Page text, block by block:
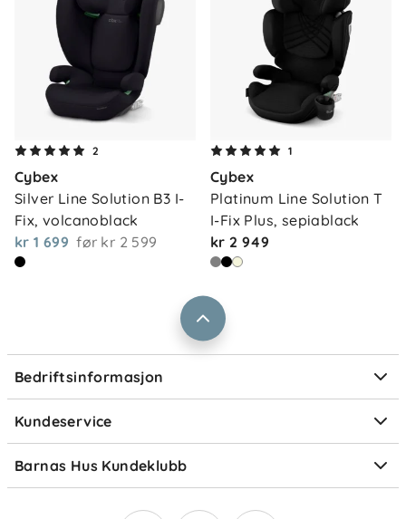
2
Cybex
Silver Line Solution B3 I-
Fix, volcanoblack
kr 1 699 før kr 2 599
1
Cybex
Platinum Line Solution T
I-Fix Plus, sepiablack
kr 2 949
Bedriftsinformasjon
Om oss
Våre butikker
Vårt samfunnsansvar
Jobbe i Barnas Hus
Størrelsesguider
Kundeservice
Kontakt oss
Frakt og levering
Retur og reklamasjon
Ofte stilte spørsmål
Om Klarna
Barnas Hus Kundeklubb
Medlemsvilkår